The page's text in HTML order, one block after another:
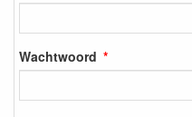
Wachtwoord